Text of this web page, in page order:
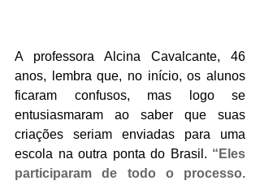
A professora Alcina Cavalcante, 46
anos, lembra que, no início, os alunos
ficaram confusos, mas logo se
entusiasmaram ao saber que suas
criações seriam enviadas para uma
escola na outra ponta do Brasil. “Eles
participaram de todo o processo.